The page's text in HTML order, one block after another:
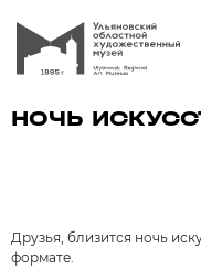
НОЧЬ
Друзья, близится ночь
формате.